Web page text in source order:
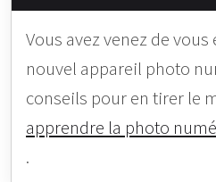
Vous avez venez de
nouvel appareil photo
conseils pour en tirer le
apprendre la photo
.